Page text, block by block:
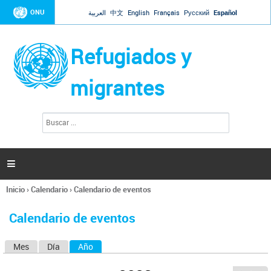
Jump to navigation
ONU العربية 中文 English Français Русский Español
Refugiados y
migrantes
l
s

Se
usted
Inicio›Calendario›Calendario de eventos
Calendario de eventos
Mes Día Año